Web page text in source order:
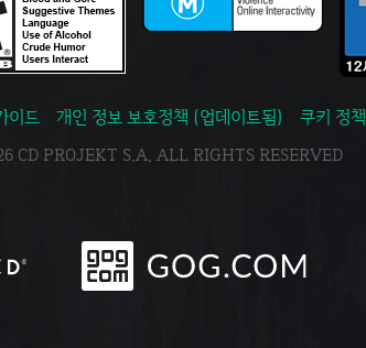
이드 개인 정보 보호정책 (업데이트됨) 쿠키 정책
CD PROJEKT S.A. ALL RIGHTS RESERVED